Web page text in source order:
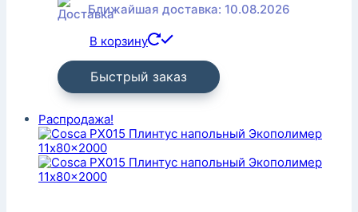
Ближайшая доставка: 10.08.2026
В корзину
Быстрый заказ
Распродажа!